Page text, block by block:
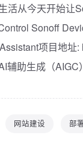
活从今天开始让
Sonoff
项目地址
辅助生成（AIGC
网站建设 部